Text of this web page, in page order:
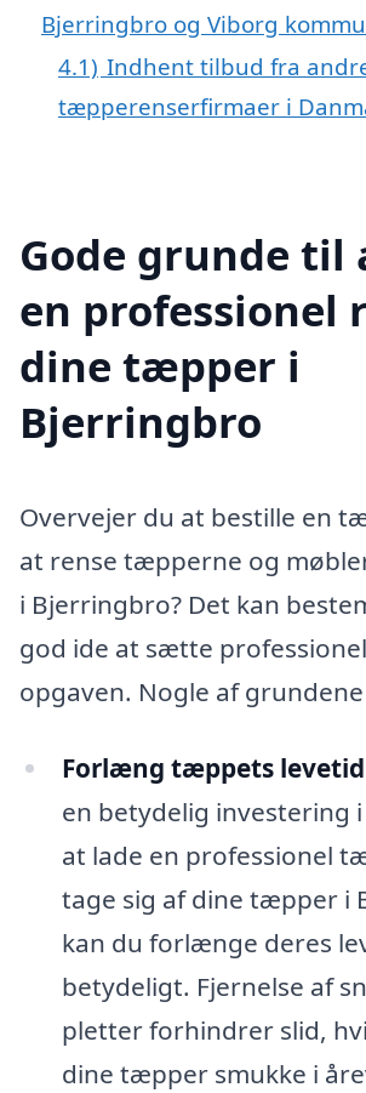
Bjerringbro og Viborg
4.1) Indhent tilbud fra
tæpperenserfirmaer i
Gode grunde til
en professionel
dine tæpper i
Bjerringbro
Overvejer du at bestille en
at rense tæpperne og
i Bjerringbro? Det kan
god ide at sætte
opgaven. Nogle af
Forlæng tæppets
en betydelig investering
at lade en professionel
tage sig af dine tæpper i
kan du forlænge deres
betydeligt. Fjernelse af
pletter forhindrer slid,
dine tæpper smukke i